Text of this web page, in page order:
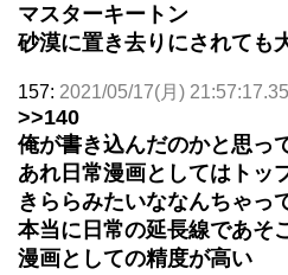
マスターキートン
砂漠に置き去りにされても
157: 2021/05/17(月) 21:57:17.35
>>140
俺が書き込んだのかと思っ
あれ日常漫画としてはトッ
きららみたいななんちゃっ
本当に日常の延長線であそ
漫画としての精度が高い